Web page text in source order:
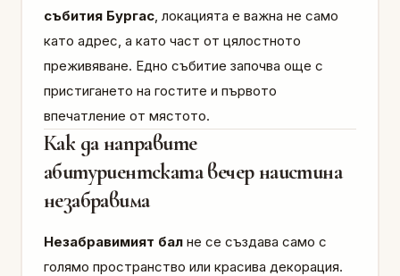
събития Бургас, локацията е важна не само
като адрес, а като част от цялостното
преживяване. Едно събитие започва още с
пристигането на гостите и първото
впечатление от мястото.
Как да направите
абитуриентската вечер наистина
незабравима
Незабравимият бал не се създава само с
голямо пространство или красива декорация.